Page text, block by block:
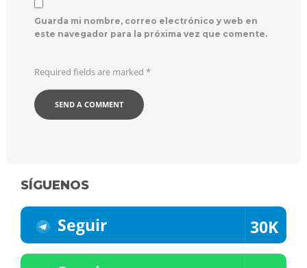
Guarda mi nombre, correo electrónico y web en
este navegador para la próxima vez que comente.
Required fields are marked *
SÍGUENOS
Seguir 30K